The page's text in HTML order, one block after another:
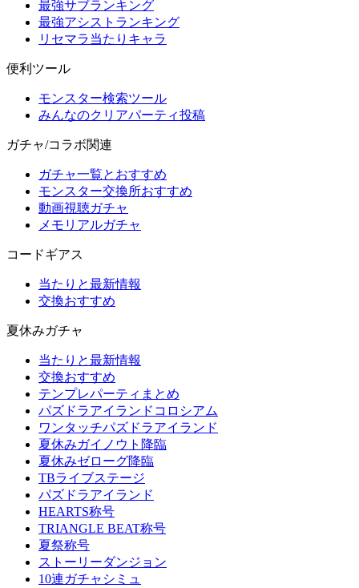
最強サブランキング
最強アシストランキング
リセマラ当たりキャラ
便利ツール
モンスター検索ツール
みんなのクリアパーティ投稿
ガチャ/コラボ関連
ガチャ一覧とおすすめ
モンスター交換所おすすめ
動画視聴ガチャ
メモリアルガチャ
コードギアス
当たりと最新情報
交換おすすめ
夏休みガチャ
当たりと最新情報
交換おすすめ
テンプレパーティまとめ
パズドラアイランドコロシアム
ワンタッチパズドラアイランド
夏休みガイノウト降臨
夏休みゼローグ降臨
TBライブステージ
パズドラアイランド
HEARTS称号
TRIANGLE BEAT称号
夏祭称号
ストーリーダンジョン
10連ガチャシミュ